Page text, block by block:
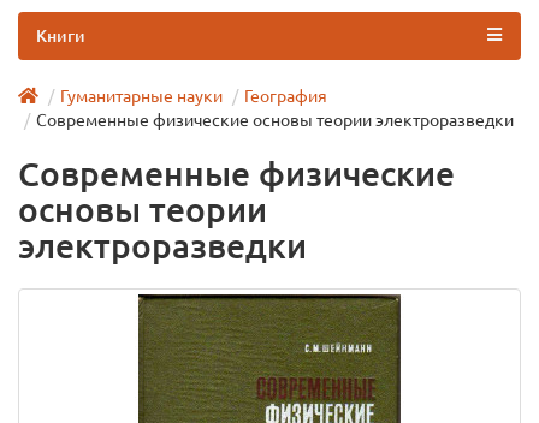
Книги
Гуманитарные науки
География
Современные физические основы теории электроразведки
Современные физические
основы теории
электроразведки